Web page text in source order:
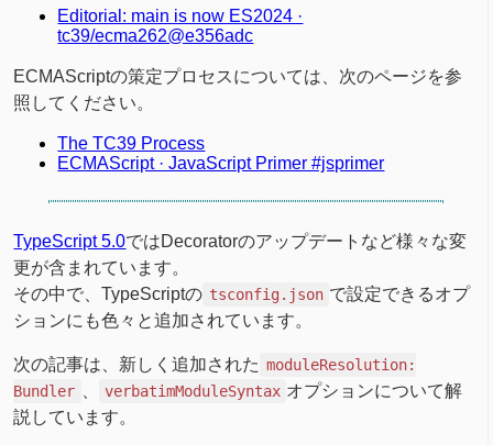
Editorial: main is now ES2024 ·
tc39/ecma262@e356adc
ECMAScriptの策定プロセスについては、次のページを参
照してください。
The TC39 Process
ECMAScript · JavaScript Primer #jsprimer
TypeScript 5.0ではDecoratorのアップデートなど様々な変
更が含まれています。
その中で、TypeScriptの tsconfig.json で設定できるオプ
ションにも色々と追加されています。
次の記事は、新しく追加された moduleResolution:
Bundler
verbatimModuleSyntax オプションについて解
説しています。